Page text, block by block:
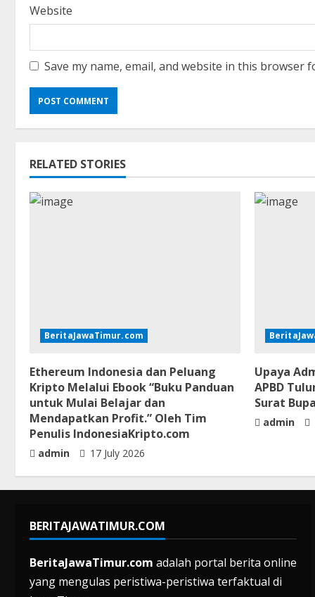
Website
Save my name, email, and website in this browser
RELATED STORIES
BeritaJawaTimur.com
Ethereum Indonesia dan Peluang
Kripto Melalui Ebook “Buku Panduan
untuk Mulai Belajar dan
Mendapatkan Profit.” Oleh Tim
Penulis IndonesiaKripto.com
admin 17 July 2026
Upaya
APBD
Surat
admin
BERITAJAWATIMUR.COM
BeritaJawaTimur.com adalah portal berita online
yang mengulas peristiwa-peristiwa terfaktual di